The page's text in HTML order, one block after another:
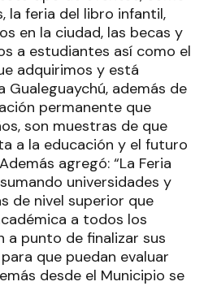
la feria del libro infantil,
en la ciudad, las becas y
a estudiantes así como el
adquirimos y está
Gualeguaychú, además de
permanente que
son muestras de que
a la educación y el futuro
agregó: “La Feria
universidades y
de nivel superior que
a todos los
a punto de finalizar sus
que puedan evaluar
desde el Municipio se